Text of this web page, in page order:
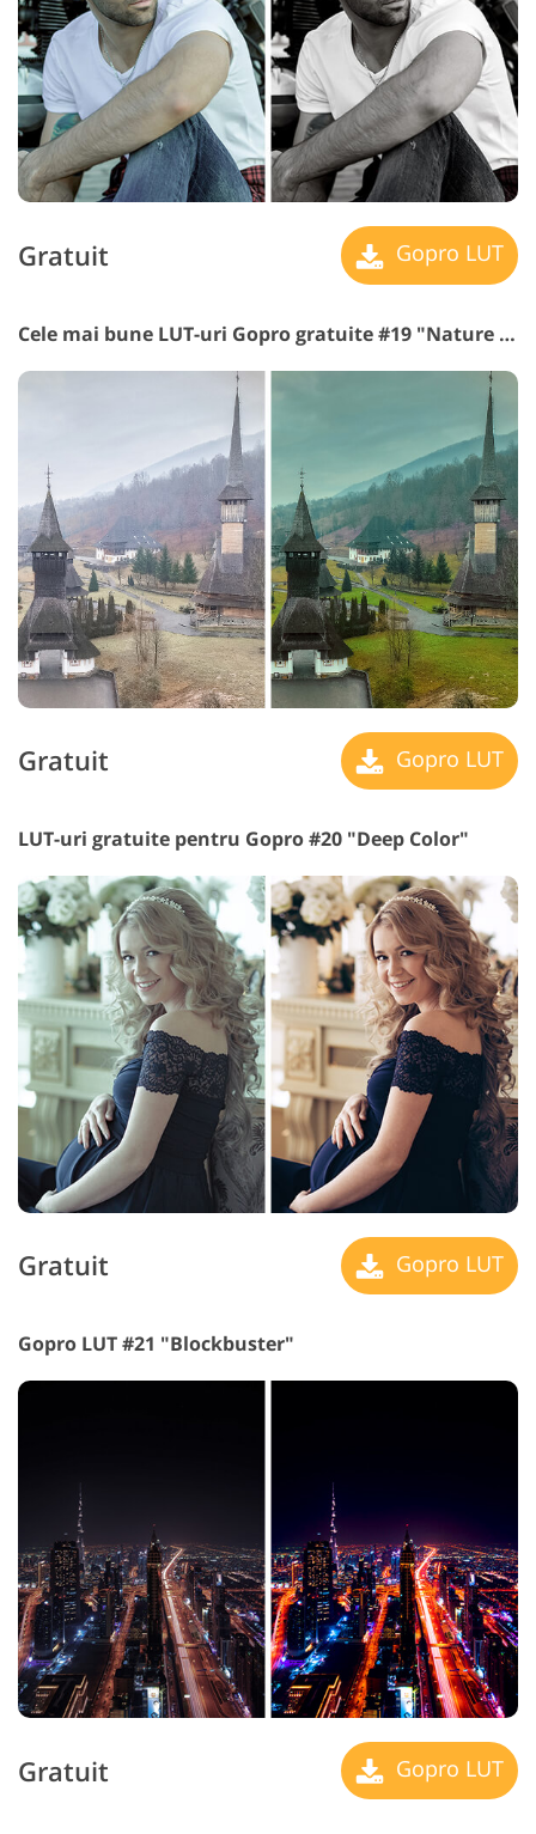
Gratuit Gopro LUT
Cele mai bune LUT-uri Gopro gratuite #19 "Nature Contrast"
Gratuit Gopro LUT
LUT-uri gratuite pentru Gopro #20 "Deep Color"
Gratuit Gopro LUT
Gopro LUT #21 "Blockbuster"
Gratuit Gopro LUT